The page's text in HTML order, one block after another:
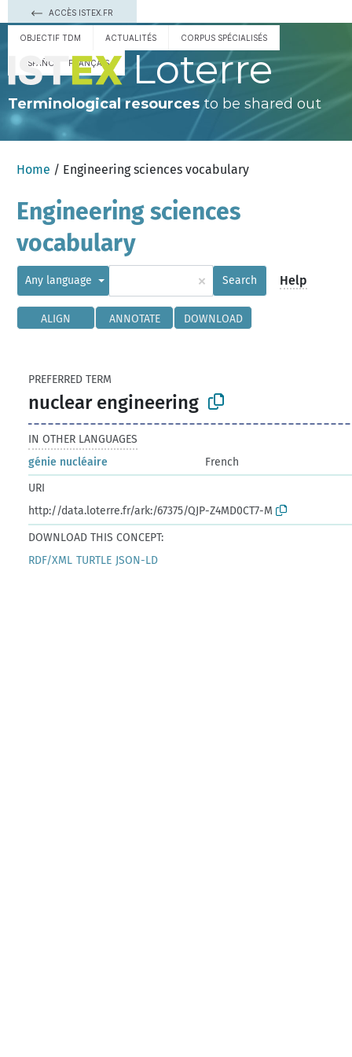
ACCÈS ISTEX.FR
OBJECTIF TDM ACTUALITÉS CORPUS SPÉCIALISÉS
ESPAÑOL FRANÇAIS Loterre
Terminological resourcesto be shared out
Home / Engineering sciences vocabulary
Engineering sciences
vocabulary
Any language × Search Help
ALIGN ANNOTATE DOWNLOAD
PREFERRED TERM
nuclear engineering
IN OTHER LANGUAGES
génie nucléaire
French
URI
http://data.loterre.fr/ark:/67375/QJP-Z4MD0CT7-M
DOWNLOAD THIS CONCEPT:
RDF/XML TURTLE JSON-LD